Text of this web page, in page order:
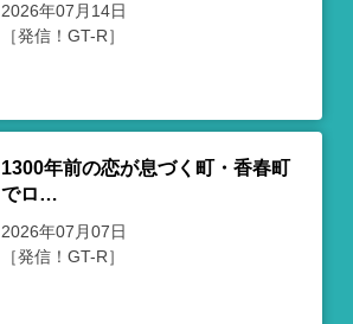
2026年07月14日
［発信！GT-R］
1300年前の恋が息づく町・香春町
でロ…
2026年07月07日
［発信！GT-R］